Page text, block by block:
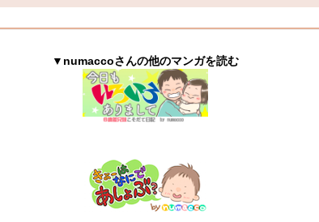
▼numaccoさんの他のマンガを読む